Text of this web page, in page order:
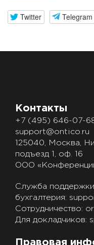
Twitter Telegram
Контакты
+7 (495) 646-07-
support@ontico.ru
125040, Москва,
подъезд 1, оф. 16
ООО
Служба
бухгалтерия:
Сотрудничество:
Для докладчиков:
Правовая